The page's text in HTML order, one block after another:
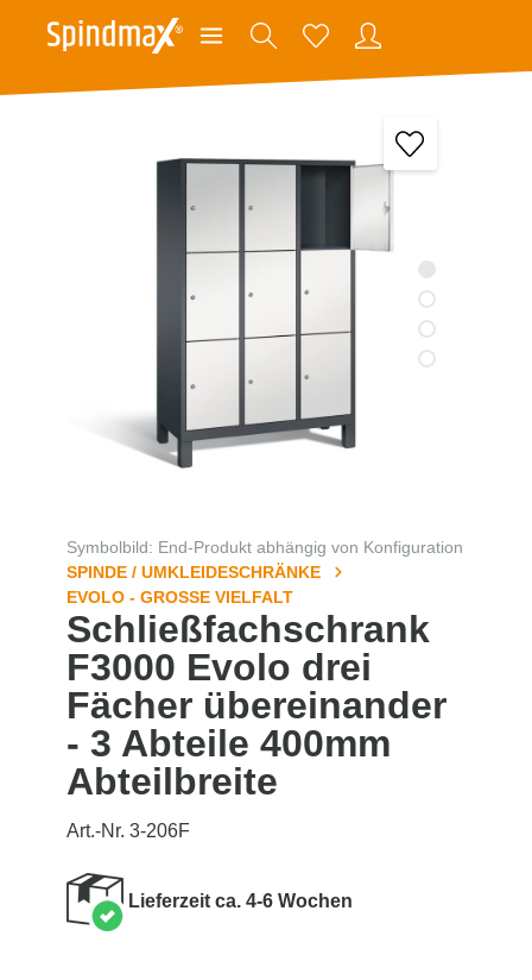
Symbolbild: End-Produkt abhängig von Konfiguration
SPINDE / UMKLEIDESCHRÄNKE
EVOLO - GROSSE VIELFALT
Schließfachschrank
F3000 Evolo drei
Fächer übereinander
- 3 Abteile 400mm
Abteilbreite
Art.-Nr. 3-206F
Lieferzeit ca. 4-6 Wochen